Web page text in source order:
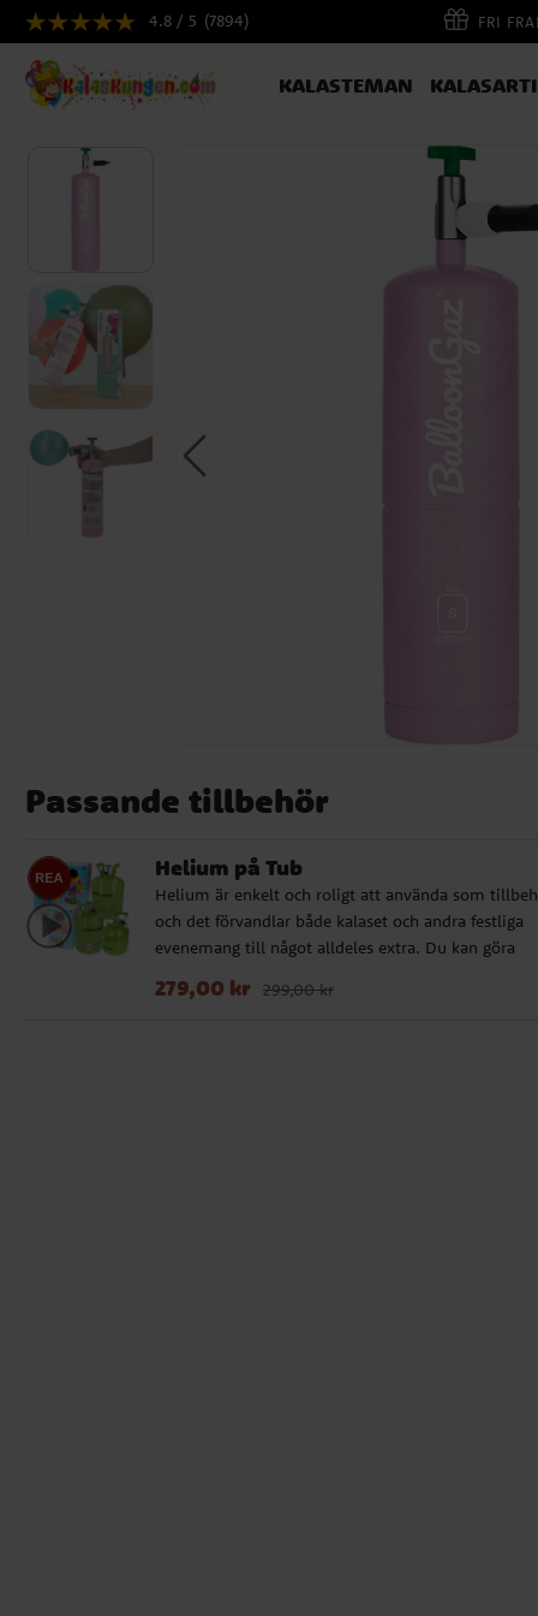
4.8 / 5 (7894) FRI
KALASTEMAN
Passande tillbehör
Helium på Tub
Helium är enkelt och roligt att använda som
och det förvandlar både kalaset och andra festliga
evenemang till något alldeles extra. Du kan göra
bokstavsballonger, airwalkerballonger med mera.
Nuvarande pris: 279,00 kr
279,00 kr 299,00 kr